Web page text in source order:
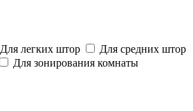
Для легких штор
Для средних штор
Для зонирования комнаты